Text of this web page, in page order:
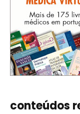
conteúdos